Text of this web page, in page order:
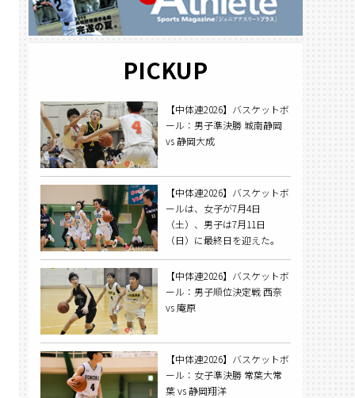
PICKUP
【中体連2026】バスケットボ
ール：男子準決勝 城南静岡
vs 静岡大成
【中体連2026】バスケットボ
ールは、女子が7月4日
（土）、男子は7月11日
（日）に最終日を迎えた。
【中体連2026】バスケットボ
ール：男子順位決定戦 西奈
vs 庵原
【中体連2026】バスケットボ
ール：女子準決勝 常葉大常
葉 vs 静岡翔洋